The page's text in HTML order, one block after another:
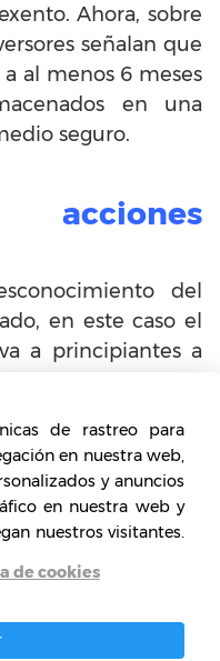
Ahora, sobre
señalan que
al menos 6 meses
en una
seguro.
del
en este caso el
a principiantes a
tener en cuenta
diferir entre los
negocio, para
condiciones y
no lo sea, razón
de rastreo para
en nuestra web,
y anuncios
en nuestra web y
nuestros visitantes.
de cookies